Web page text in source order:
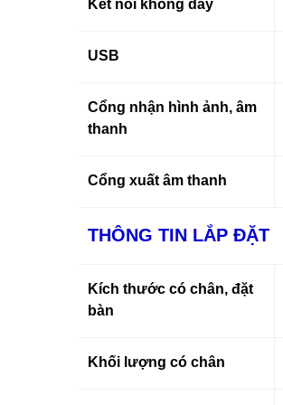
Kết nối không dây
USB
Cổng nhận hình ảnh, âm
thanh
Cổng xuất âm thanh
THÔNG TIN LẮP ĐẶT
Kích thước có chân, đặt
bàn
Khối lượng có chân